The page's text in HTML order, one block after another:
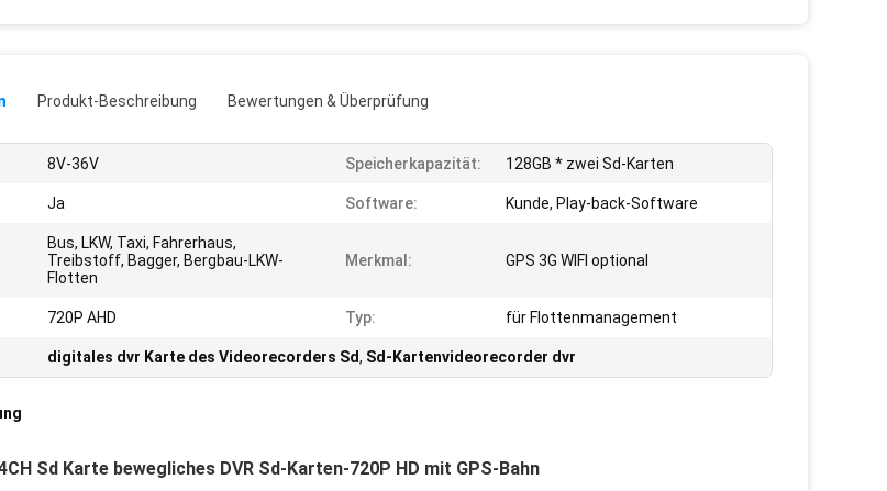
Produkt-Beschreibung Bewertungen & Überprüfung
8V-36V Speicherkapazität: 128GB * zwei Sd-Karten
Ja Software: Kunde, Play-back-Software
Bus, LKW, Taxi, Fahrerhaus,
Treibstoff, Bagger, Bergbau-LKW-
Flotten
Merkmal: GPS 3G WIFI optional
720P AHD Typ: für Flottenmanagement
digitales dvr Karte des Videorecorders Sd, Sd-Kartenvideorecorder dvr
Sd Karte bewegliches DVR Sd-Karten-720P HD mit GPS-Bahn